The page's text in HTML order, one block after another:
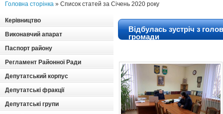
Головна сторінка » Список статей за Січень 2020 року
Керівництво
Виконавчий апарат
Паспорт району
Регламент Районної Ради
Депутатський корпус
Депутатські фракції
Депутатські групи
Відбулась зустріч з
громади